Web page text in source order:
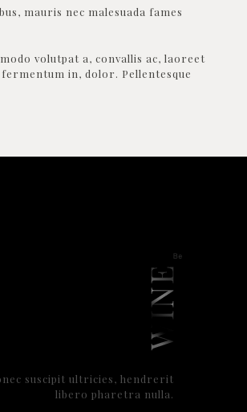
mauris nec malesuada fames
volutpat a, convallis ac, laoreet
fermentum in, dolor. Pellentesque
suscipit ultricies, hendrerit
libero pharetra nulla.